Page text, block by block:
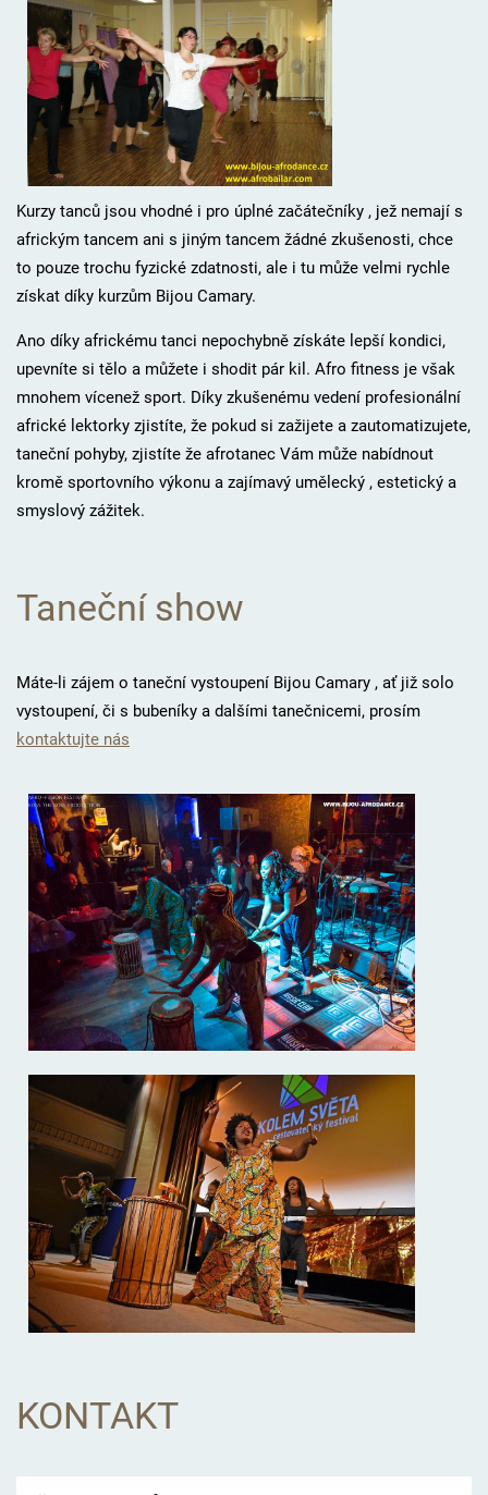
Kurzy tanců jsou vhodné i pro úplné začátečníky , jež nemají s
africkým tancem ani s jiným tancem žádné zkušenosti, chce
to pouze trochu fyzické zdatnosti, ale i tu může velmi rychle
získat díky kurzům Bijou Camary.
Ano díky africkému tanci nepochybně získáte lepší kondici,
upevníte si tělo a můžete i shodit pár kil. Afro fitness je však
mnohem vícenež sport. Díky zkušenému vedení profesionální
africké lektorky zjistíte, že pokud si zažijete a zautomatizujete,
taneční pohyby, zjistíte že afrotanec Vám může nabídnout
kromě sportovního výkonu a zajímavý umělecký , estetický a
smyslový zážitek.
Taneční show
Máte-li zájem o taneční vystoupení Bijou Camary , ať již solo
vystoupení, či s bubeníky a dalšími tanečnicemi, prosím
kontaktujte nás
KONTAKT